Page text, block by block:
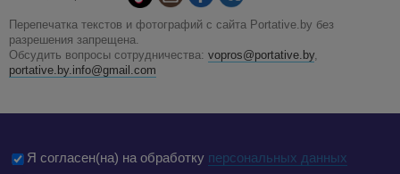
Перепечатка текстов и фотографий с сайта Portative.by без
разрешения запрещена.
Обсудить вопросы сотрудничества: vopros@portative.by,
portative.by.info@gmail.com
Я согласен(на) на обработку персональных данных